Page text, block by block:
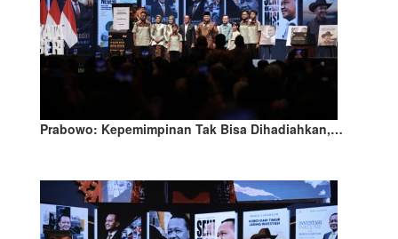
Prabowo: Kepemimpinan Tak Bisa Dihadiahkan,…